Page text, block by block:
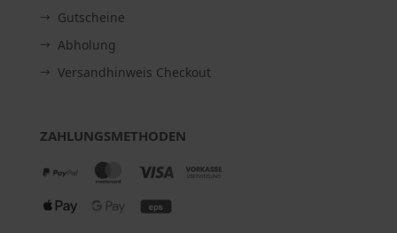
Gutscheine
Abholung
Versandhinweis Checkout
ZAHLUNGSMETHODEN